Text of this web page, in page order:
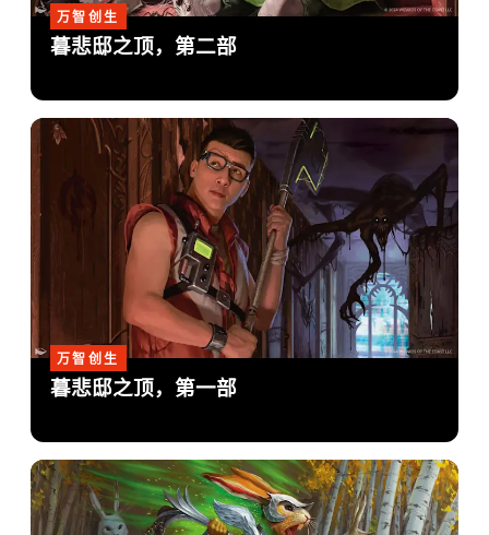
万智创生
暮悲邸之顶，第二部
万智创生
暮悲邸之顶，第一部